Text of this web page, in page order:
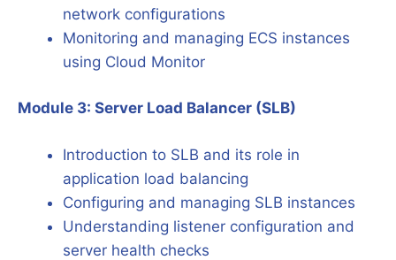
network configurations
Monitoring and managing ECS instances
using Cloud Monitor
Module 3: Server Load Balancer (SLB)
Introduction to SLB and its role in
application load balancing
Configuring and managing SLB instances
Understanding listener configuration and
server health checks